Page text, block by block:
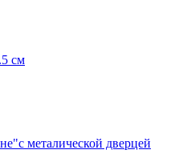
см
металической дверцей